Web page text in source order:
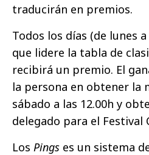
traducirán en premios.
Todos los días (de lunes
que lidere la tabla de
recibirá un premio. El
la persona en obtener la
sábado a las 12.00h y
delegado para el Festival
Los Pings es un sistema